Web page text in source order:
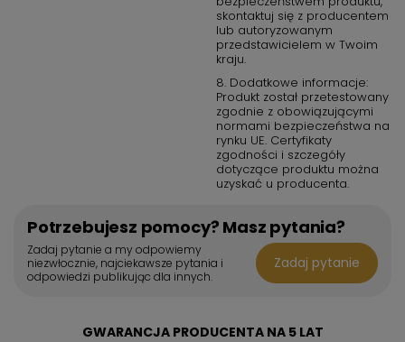
skontaktuj się z producentem
lub autoryzowanym
przedstawicielem w Twoim
kraju.
8. Dodatkowe informacje:
Produkt został przetestowany
zgodnie z obowiązującymi
normami bezpieczeństwa na
rynku UE. Certyfikaty
zgodności i szczegóły
dotyczące produktu można
uzyskać u producenta.
Potrzebujesz pomocy? Masz pytania?
Zadaj pytanie a my odpowiemy
niezwłocznie, najciekawsze pytania i
odpowiedzi publikując dla innych.
Zadaj pytanie
GWARANCJA PRODUCENTA NA 5 LAT